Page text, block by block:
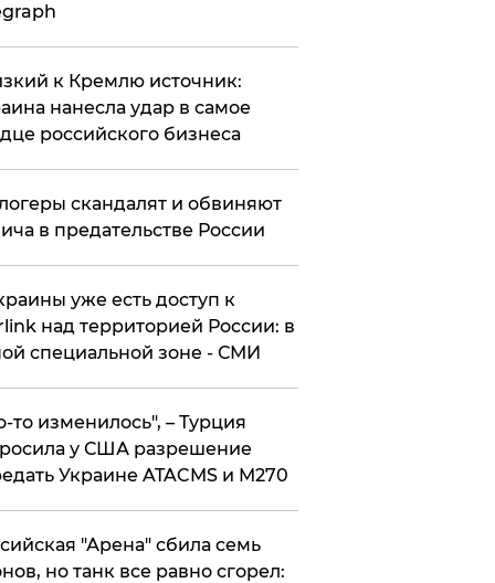
к Кремлю источник:
нанесла удар в самое
российского бизнеса
скандалят и обвиняют
в предательстве России
уже есть доступ к
над территорией России: в
специальной зоне - СМИ
то изменилось", – Турция
у США разрешение
Украине ATACMS и M270
"Арена" сбила семь
но танк все равно сгорел: